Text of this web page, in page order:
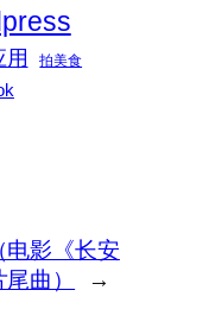
用
拍美食
电影《长安
曲）
→